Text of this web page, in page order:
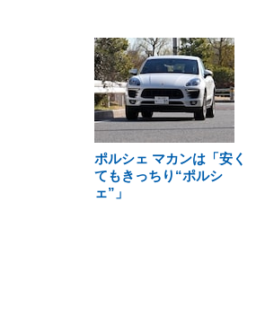
ポルシェ マカンは「安く
てもきっちり“ポルシ
ェ”」